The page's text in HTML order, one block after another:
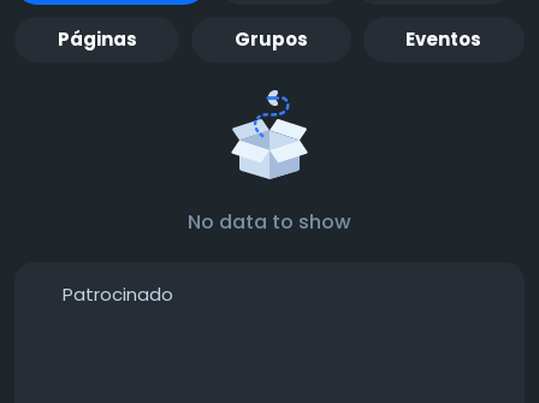
Páginas Grupos Eventos
No data to show
Patrocinado